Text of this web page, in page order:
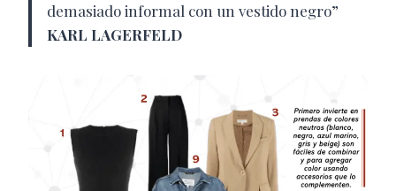
demasiado informal con un vestido negro”
KARL LAGERFELD